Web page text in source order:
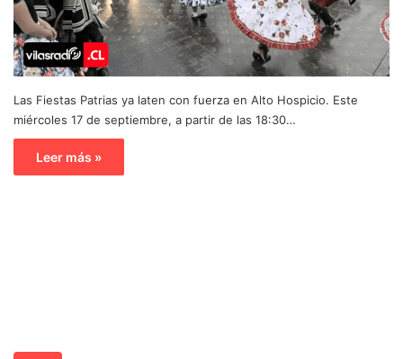
Las Fiestas Patrias ya laten con fuerza en Alto Hospicio. Este
miércoles 17 de septiembre, a partir de las 18:30…
Leer más »